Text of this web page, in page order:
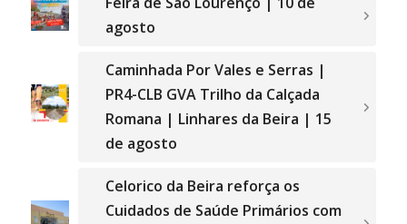
agosto
Caminhada Por Vales e Serras |
PR4-CLB GVA Trilho da Calçada
Romana | Linhares da Beira | 15
de agosto
Celorico da Beira reforça os
Cuidados de Saúde Primários com